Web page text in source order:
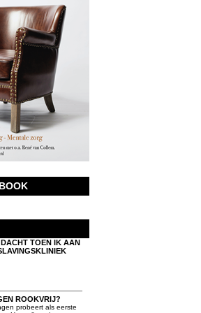
TOEN IK AAN
ROOKVRIJ?
probeert als eerste